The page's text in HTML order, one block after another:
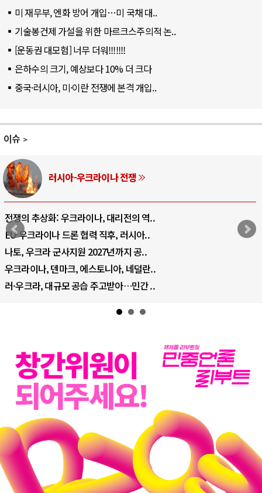
미 재무부, 엔화 방어 개입…미 국채 대..
기술봉건제 가설을 위한 마르크스주의적 논..
[운동권 대모험] 너무 더워!!!!!!!
은하수의 크기, 예상보다 10% 더 크다
중국·러시아, 미·이란 전쟁에 본격 개입..
이슈
러시아-우크라이나 전쟁
전쟁의 추상화: 우크라이나, 대리전의 역..
EU·우크라이나 드론 협력 직후, 러시아..
나토, 우크라 군사지원 2027년까지 공..
우크라이나, 덴마크, 에스토니아, 네덜란..
러·우크라, 대규모 공습 주고받아…민간 ..